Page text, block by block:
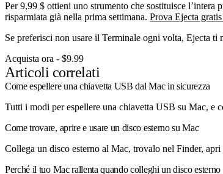
Per 9,99 $ ottieni uno strumento che sostituisce
risparmiata già nella prima settimana. Prova Ejecta
Se preferisci non usare il Terminale ogni volta, Ejecta ti
Acquista ora - $9.99
Articoli correlati
Come espellere una chiavetta USB dal Mac in sicurezza
Tutti i modi per espellere una chiavetta USB su Mac, e
Come trovare, aprire e usare un disco esterno su Mac
Collega un disco esterno al Mac, trovalo nel Finder,
Perché il tuo Mac rallenta quando colleghi un disco esterno